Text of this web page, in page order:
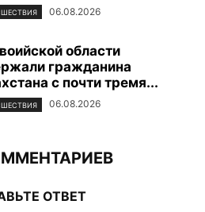
06.08.2026
области
гражданина
с почти тремя...
06.08.2026
ОТВЕТ